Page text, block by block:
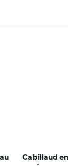
Cabillaud